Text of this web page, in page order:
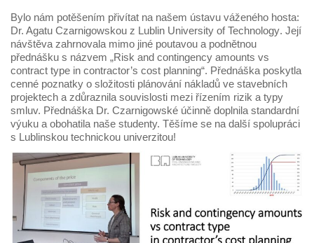
Bylo nám potěšením přivítat na našem ústavu váženého hosta:
Dr. Agatu Czarnigowskou z Lublin University of Technology. Její
návštěva zahrnovala mimo jiné poutavou a podnětnou
přednášku s názvem „Risk and contingency amounts vs
contract type in contractor’s cost planning“. Přednáška poskytla
cenné poznatky o složitosti plánování nákladů ve stavebních
projektech a zdůraznila souvislosti mezi řízením rizik a typy
smluv. Přednáška Dr. Czarnigowské účinně doplnila standardní
výuku a obohatila naše studenty. Těšíme se na další spolupráci
s Lublinskou technickou univerzitou!